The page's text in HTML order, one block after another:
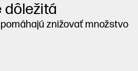
dôležitá
znižovať množstvo